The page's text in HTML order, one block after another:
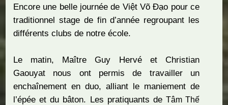
Encore une belle journée de Việt Võ Đạo pour ce
traditionnel stage de fin d’année regroupant les
différents clubs de notre école.
Le matin, Maître Guy Hervé et Christian
Gaouyat nous ont permis de travailler un
enchaînement en duo, alliant le maniement de
l’épée et du bâton. Les pratiquants de Tâm Thế